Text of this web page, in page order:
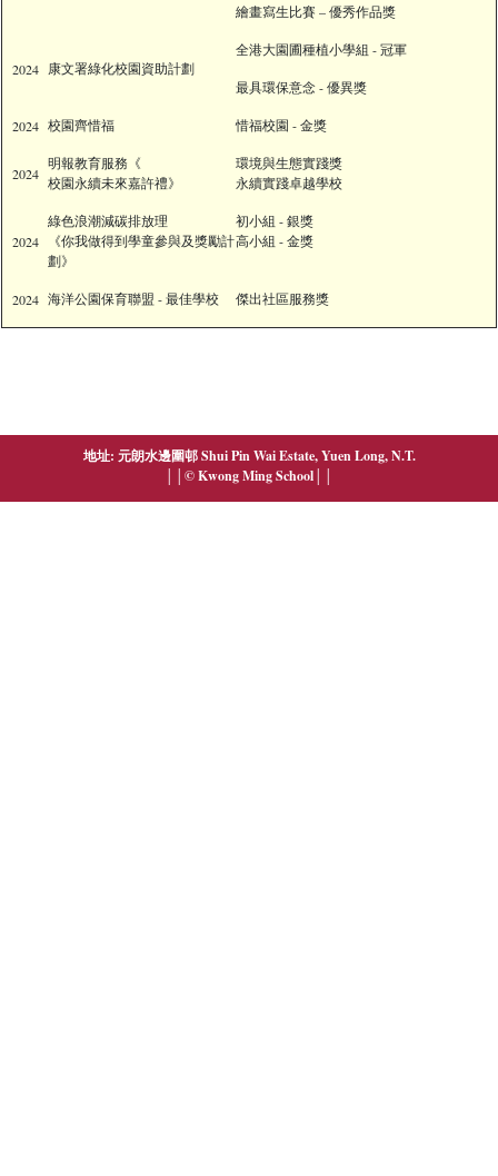
繪畫寫生比賽 – 優秀作品獎
2024 康文署綠化校園資助計劃
全港大園圃種植小學組 - 冠軍
最具環保意念 - 優異獎
2024 校園齊惜福 惜福校園 - 金獎
2024
明報教育服務《
校園永續未來嘉許禮》
環境與生態實踐獎
永續實踐卓越學校
2024
綠色浪潮減碳排放理
《你我做得到學童參與及獎勵計
劃》
初小組 - 銀獎
高小組 - 金獎
2024 海洋公園保育聯盟 - 最佳學校 傑出社區服務獎
地址: 元朗水邊圍邨 Shui Pin Wai Estate, Yuen Long, N.T.
││© Kwong Ming School││